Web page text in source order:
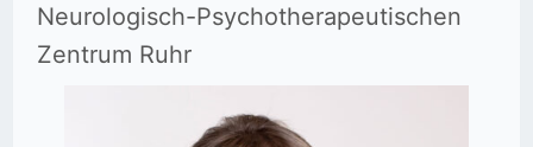
Neurologisch-Psychotherapeutischen
Zentrum Ruhr